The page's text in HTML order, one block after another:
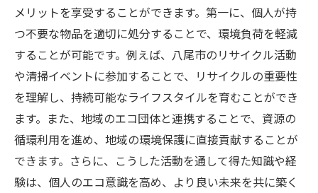
メリットを享受することができます。第一に、個人が持
つ不要な物品を適切に処分することで、環境負荷を軽減
することが可能です。例えば、八尾市のリサイクル活動
や清掃イベントに参加することで、リサイクルの重要性
を理解し、持続可能なライフスタイルを育むことができ
ます。また、地域のエコ団体と連携することで、資源の
循環利用を進め、地域の環境保護に直接貢献することが
できます。さらに、こうした活動を通して得た知識や経
験は、個人のエコ意識を高め、より良い未来を共に築く